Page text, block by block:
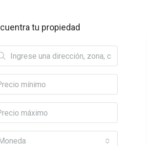
tu propiedad